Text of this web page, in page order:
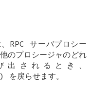
RPC サーバプロシー
のプロシージャのどれ
出されるとき、
を戻らせます。